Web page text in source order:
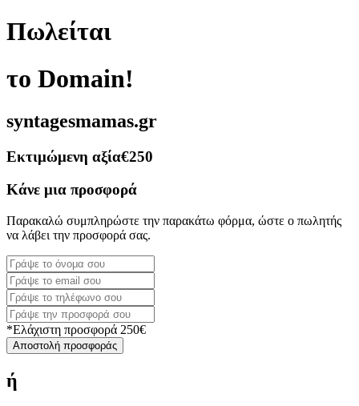
Πωλείται
το Domain!
syntagesmamas.gr
Εκτιμώμενη αξία€250
Κάνε μια προσφορά
Παρακαλώ συμπληρώστε την παρακάτω φόρμα, ώστε ο πωλητής
να λάβει την προσφορά σας.
*Ελάχιστη προσφορά 250€
Αποστολή προσφοράς
ή